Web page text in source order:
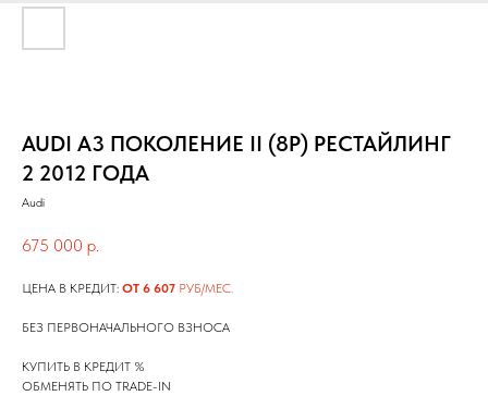
AUDI A3 ПОКОЛЕНИЕ II (8P) РЕСТАЙЛИНГ
2 2012 ГОДА
Audi
675 000 р.
ЦЕНА В КРЕДИТ: ОТ 6 607 РУБ/МЕС.
БЕЗ ПЕРВОНАЧАЛЬНОГО ВЗНОСА
КУПИТЬ В КРЕДИТ %
ОБМЕНЯТЬ ПО TRADE-IN